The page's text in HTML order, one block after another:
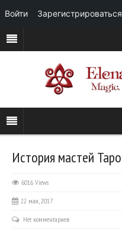
История мастей Таро
6016 Views
22 мая, 2017
Нет комментариев
Войти Зарегистрироваться